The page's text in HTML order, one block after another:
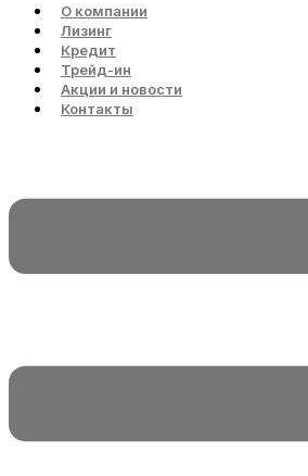
О компании
Лизинг
Кредит
Трейд-ин
Акции и новости
Контакты